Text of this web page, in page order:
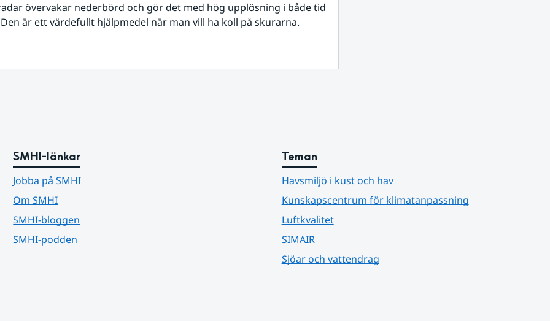
övervakar nederbörd och gör det med hög upplösning i både tid
är ett värdefullt hjälpmedel när man vill ha koll på skurarna.
SMHI-länkar
Jobba på SMHI
Om SMHI
SMHI-bloggen
SMHI-podden
Teman
Havsmiljö i kust och hav
Kunskapscentrum för klimatanpassning
Luftkvalitet
SIMAIR
Sjöar och vattendrag